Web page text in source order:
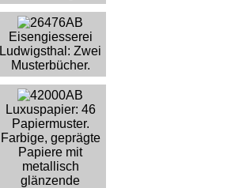
Eisengiesserei
Ludwigsthal: Zwei
Musterbücher.
Luxuspapier: 46
Papiermuster.
Farbige, geprägte
Papiere mit
metallisch
glänzende